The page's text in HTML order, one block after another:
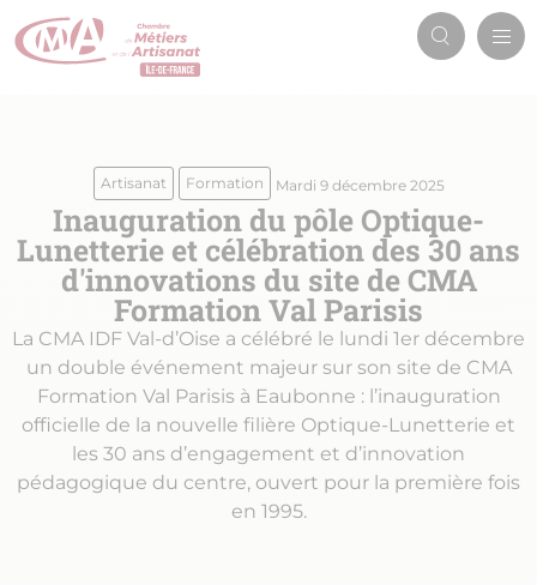
Aller
au
Artisanat Formation Mardi 9 décembre 2025
Inauguration du pôle Optique-
Lunetterie et célébration des 30 ans
d'innovations du site de CMA
Formation Val Parisis
La CMA IDF Val-d’Oise a célébré le lundi 1er décembre
un double événement majeur sur son site de CMA
Formation Val Parisis à Eaubonne : l’inauguration
officielle de la nouvelle filière Optique-Lunetterie et
les 30 ans d’engagement et d’innovation
pédagogique du centre, ouvert pour la première fois
en 1995.